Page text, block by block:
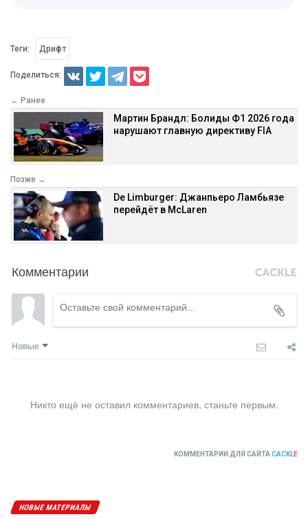
Теги: Дрифт
Поделиться:
← Ранее
Мартин Брандл: Болиды Ф1 2026 года
нарушают главную директиву FIA
Позже →
De Limburger: Джанпьеро Ламбьязе
перейдёт в McLaren
Комментарии
Новые
Никто ещё не оставил комментариев, станьте первым.
КОММЕНТАРИИ ДЛЯ САЙТА CACKLE
НОВЫЕ МАТЕРИАЛЫ